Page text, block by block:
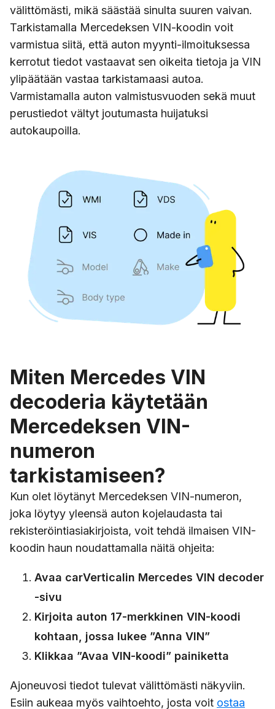
välittömästi, mikä säästää sinulta suuren vaivan.
Tarkistamalla Mercedeksen VIN-koodin voit
varmistua siitä, että auton myynti-ilmoituksessa
kerrotut tiedot vastaavat sen oikeita tietoja ja VIN
ylipäätään vastaa tarkistamaasi autoa.
Varmistamalla auton valmistusvuoden sekä muut
perustiedot vältyt joutumasta huijatuksi
autokaupoilla.
Miten Mercedes VIN
decoderia käytetään
Mercedeksen VIN-
numeron
tarkistamiseen?
Kun olet löytänyt Mercedeksen VIN-numeron,
joka löytyy yleensä auton kojelaudasta tai
rekisteröintiasiakirjoista, voit tehdä ilmaisen VIN-
koodin haun noudattamalla näitä ohjeita:
Avaa carVerticalin Mercedes VIN decoder
-sivu
Kirjoita auton 17-merkkinen VIN-koodi
kohtaan, jossa lukee ”Anna VIN”
Klikkaa ”Avaa VIN-koodi” painiketta
Ajoneuvosi tiedot tulevat välittömästi näkyviin.
Esiin aukeaa myös vaihtoehto, josta voit ostaa